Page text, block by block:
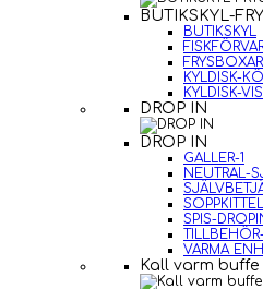
BUTIKSKYL-
BUTIKSKYL
FRYSBOXAR
KYLDISK-
KYLDISK-
DROP IN
DROP IN
GALLER-1
NEUTRAL-
SPIS-
VARMA
Kall varm buffe